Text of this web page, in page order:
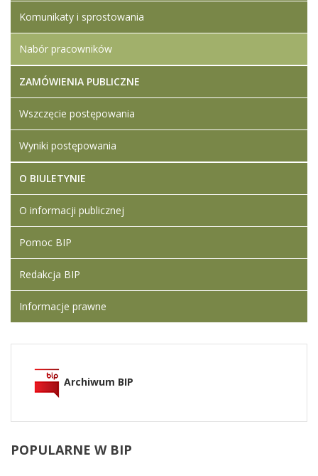
Komunikaty i sprostowania
Nabór pracowników
ZAMÓWIENIA PUBLICZNE
Wszczęcie postępowania
Wyniki postępowania
O BIULETYNIE
O informacji publicznej
Pomoc BIP
Redakcja BIP
Informacje prawne
Archiwum BIP
POPULARNE W BIP